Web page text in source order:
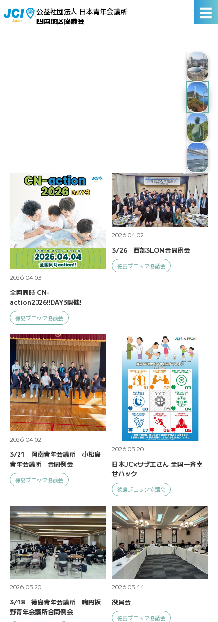
公益社団法人 日本青年会議所
四国地区協議会
☰
2026.04.03
全国同時 CN-
action2026!!DAY3開催!
徳島ブロック協議会
2026.04.02
3/26 西部3LOM合同例会
徳島ブロック協議会
2026.04.02
3/21 阿南青年会議所 小松島
青年会議所 合同例会
徳島ブロック協議会
2026.03.20
⽇本JC×サザエさん 全国⼀⻫幸
せハック
徳島ブロック協議会
2026.03.20
3/18 徳島青年会議所 鳴門板
野青年会議所合同例会
2026.03.14
役員会
徳島ブロック協議会